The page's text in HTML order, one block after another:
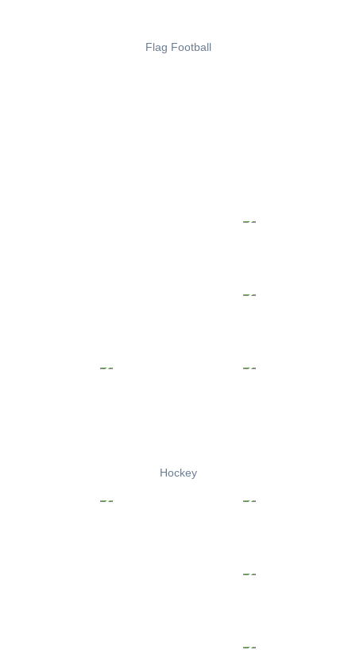
Flag Football
Hockey